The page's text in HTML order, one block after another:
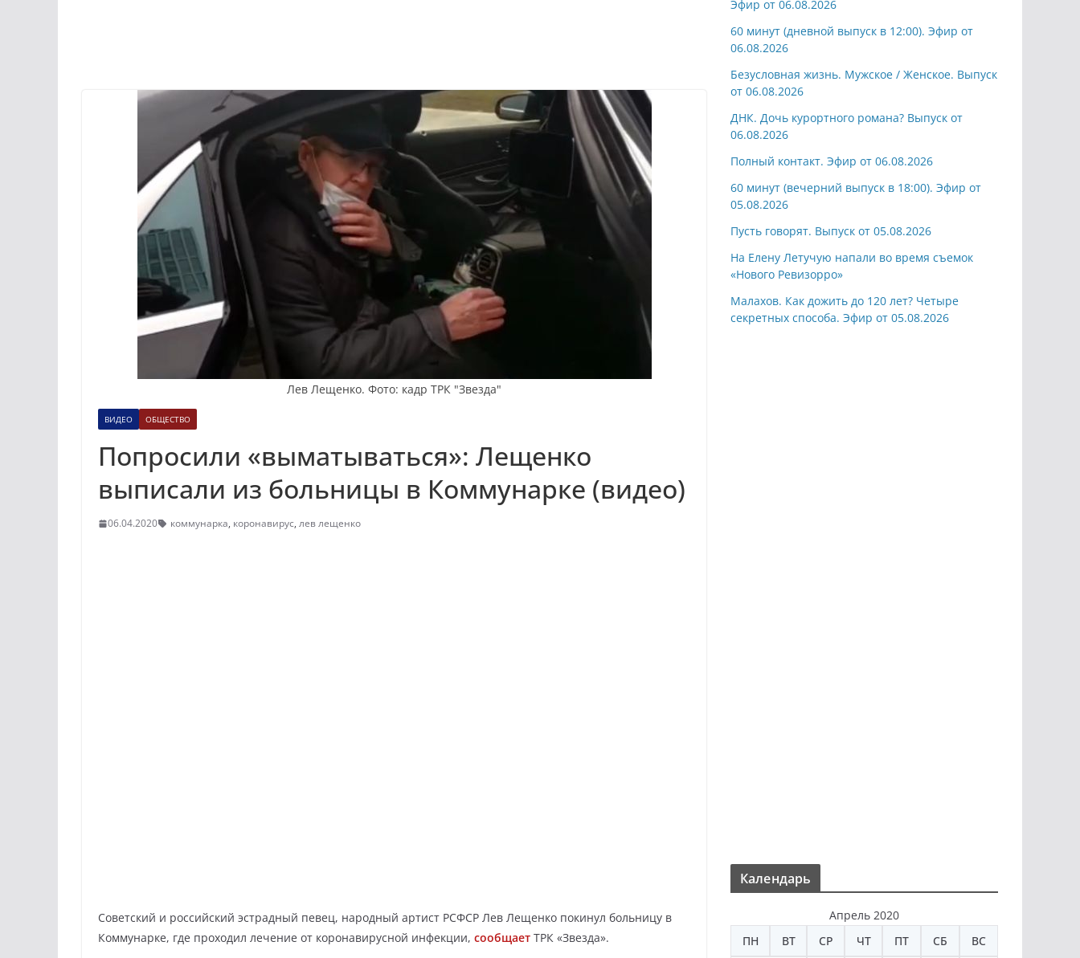
Лев Лещенко. Фото: кадр ТРК "Звезда"
ВИДЕО ОБЩЕСТВО
Попросили «выматываться»: Лещенко
выписали из больницы в Коммунарке (видео)
06.04.2020 коммунарка, коронавирус, лев лещенко
Советский и российский эстрадный певец, народный артист РСФСР Лев Лещенко покинул больницу в
Коммунарке, где проходил лечение от коронавирусной инфекции, сообщает ТРК «Звезда».
Эфир от 06.08.2026
60 минут (дневной выпуск в 12:00). Эфир от
06.08.2026
Безусловная жизнь. Мужское / Женское. Выпуск
от 06.08.2026
ДНК. Дочь курортного романа? Выпуск от
06.08.2026
Полный контакт. Эфир от 06.08.2026
60 минут (вечерний выпуск в 18:00). Эфир от
05.08.2026
Пусть говорят. Выпуск от 05.08.2026
На Елену Летучую напали во время съемок
«Нового Ревизорро»
Малахов. Как дожить до 120 лет? Четыре
секретных способа. Эфир от 05.08.2026
Календарь
Апрель 2020
ПН
ВТ СР ЧТ ПТ СБ ВС